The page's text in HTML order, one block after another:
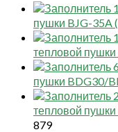
пушки BJG-35A
тепловой пушки
пушки BDG30/
тепловой
879